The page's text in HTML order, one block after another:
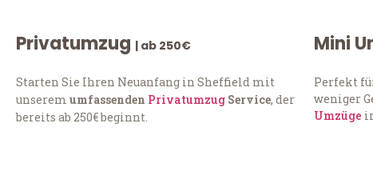
Privatumzug | ab 250€
Starten Sie Ihren Neuanfang in Sheffield mit
unserem umfassenden Privatumzug Service, der
bereits ab 250€ beginnt.
Mini
Perfekt
weniger
Umzüge